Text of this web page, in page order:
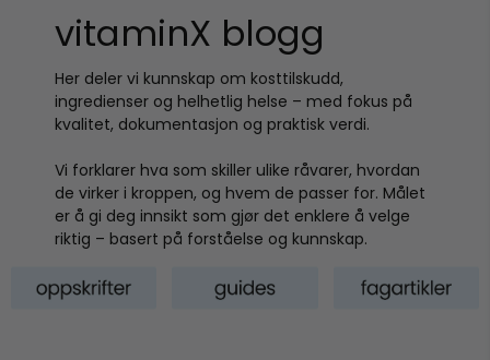
vitaminX blogg
Her deler vi kunnskap om kosttilskudd,
ingredienser og helhetlig helse – med fokus på
kvalitet, dokumentasjon og praktisk verdi.
Vi forklarer hva som skiller ulike råvarer, hvordan
de virker i kroppen, og hvem de passer for. Målet
er å gi deg innsikt som gjør det enklere å velge
riktig – basert på forståelse og kunnskap.